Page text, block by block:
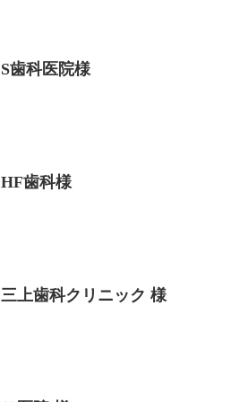
S歯科医院様
HF歯科様
三上歯科クリニック 様